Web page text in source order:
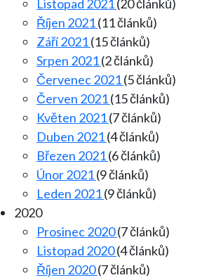
Listopad 2021(20 článků)
Říjen 2021(11 článků)
Září 2021(15 článků)
Srpen 2021(2 článků)
Červenec 2021(5 článků)
Červen 2021(15 článků)
Květen 2021(7 článků)
Duben 2021(4 článků)
Březen 2021(6 článků)
Únor 2021(9 článků)
Leden 2021(9 článků)
2020
Prosinec 2020(7 článků)
Listopad 2020(4 článků)
Říjen 2020(7 článků)